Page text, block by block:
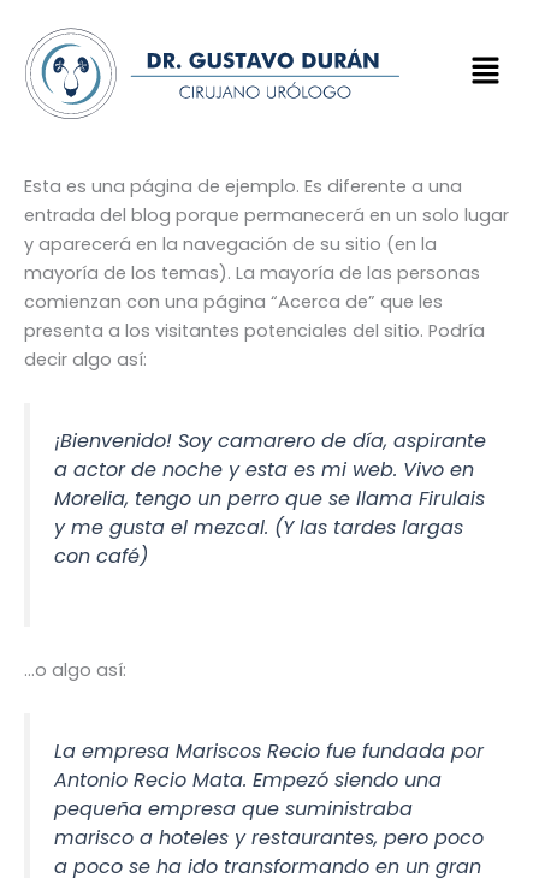
content
Menu
Esta es una página de ejemplo. Es diferente a una
entrada del blog porque permanecerá en un solo lugar
y aparecerá en la navegación de su sitio (en la
mayoría de los temas). La mayoría de las personas
comienzan con una página “Acerca de” que les
presenta a los visitantes potenciales del sitio. Podría
decir algo así:
¡Bienvenido! Soy camarero de día, aspirante
a actor de noche y esta es mi web. Vivo en
Morelia, tengo un perro que se llama Firulais
y me gusta el mezcal. (Y las tardes largas
con café)
…o algo así:
La empresa Mariscos Recio fue fundada por
Antonio Recio Mata. Empezó siendo una
pequeña empresa que suministraba
marisco a hoteles y restaurantes, pero poco
a poco se ha ido transformando en un gran